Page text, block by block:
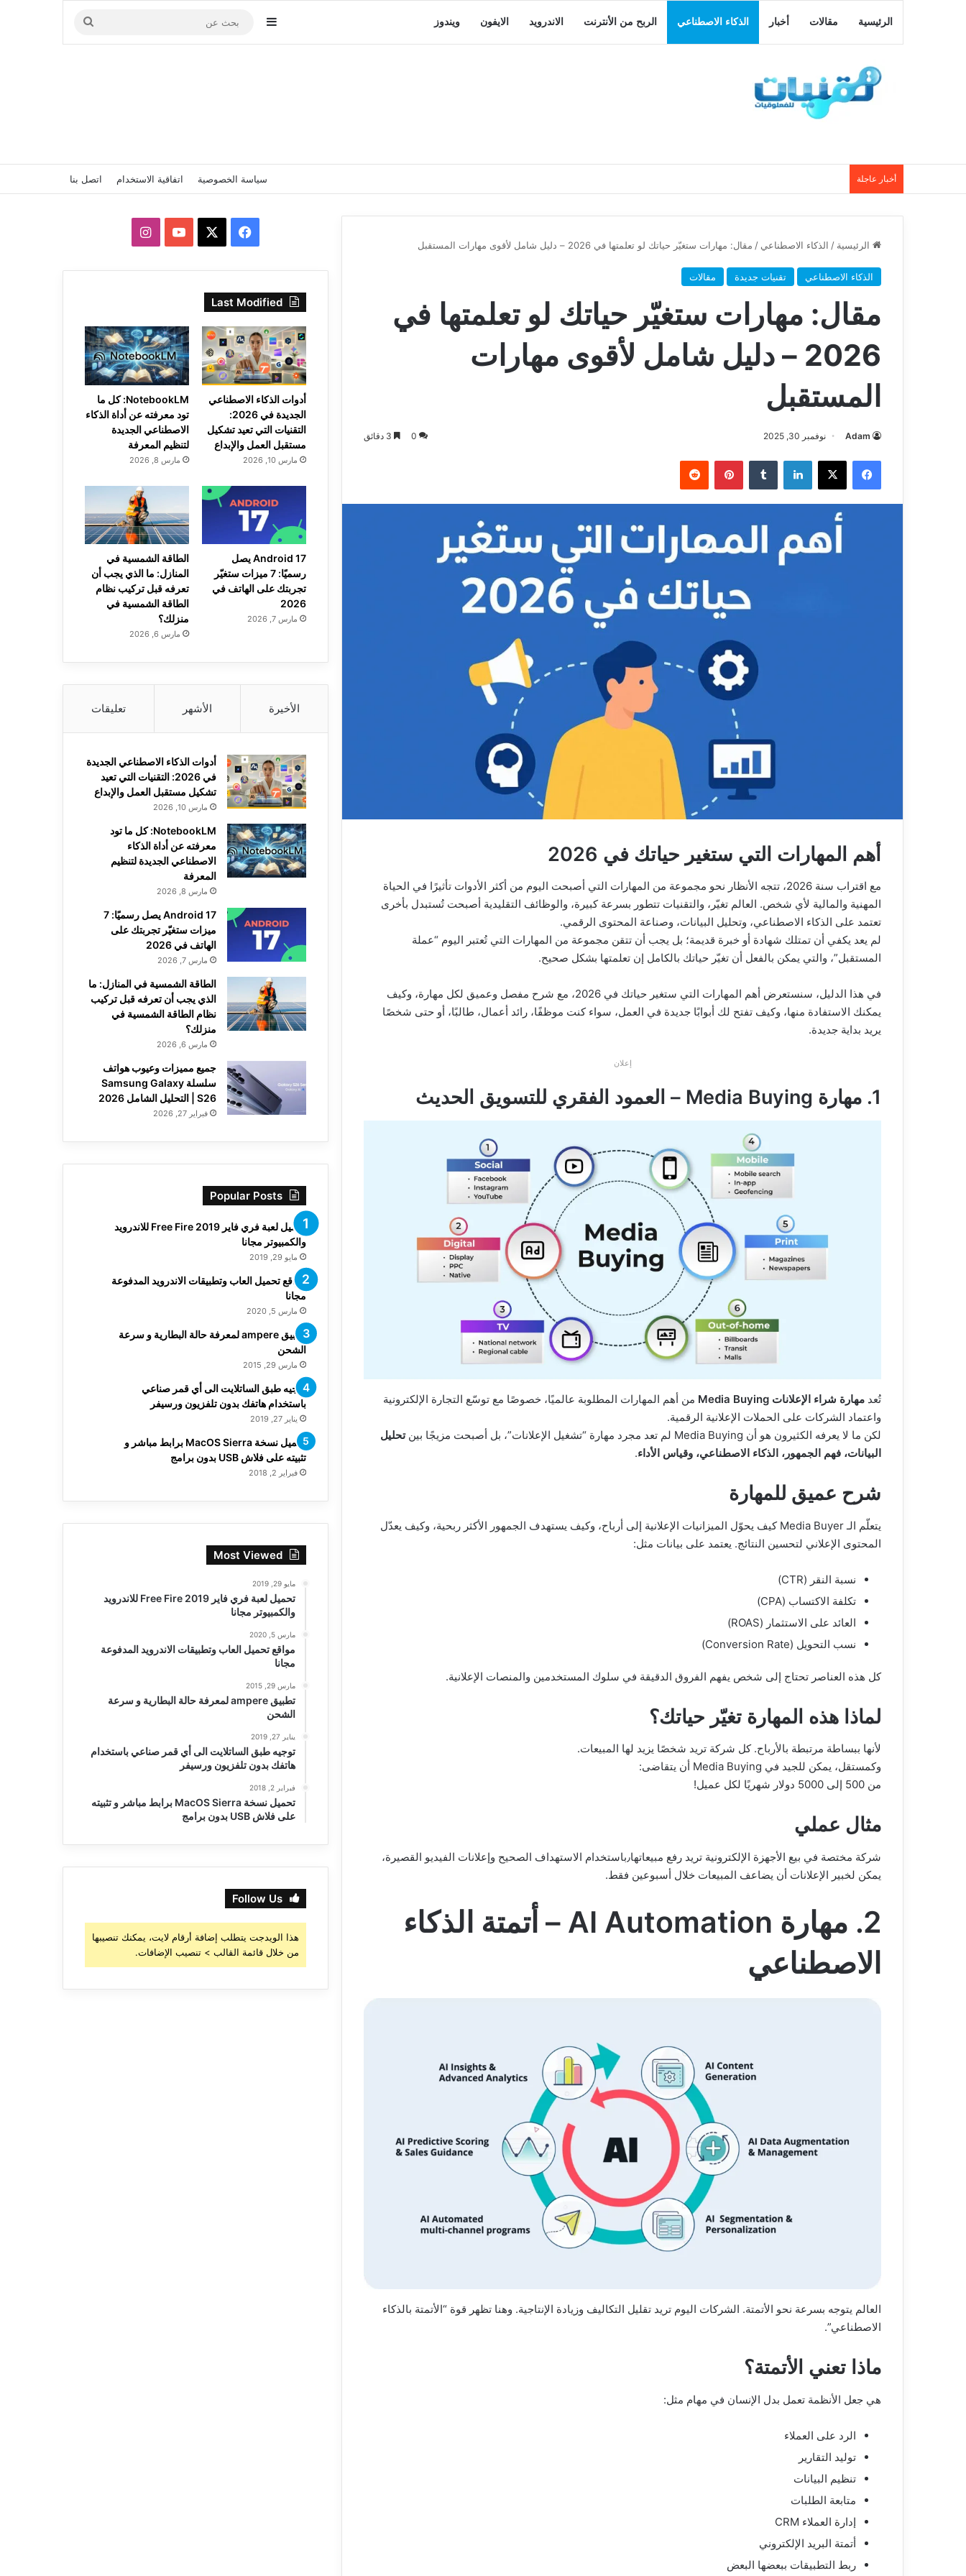
الرئيسية مقالات أخبار الذكاء الاصطناعي الربح من الأنترنت الاندرويد الايفون ويندوز إضافة عمود جانبي
بحث
عن
أخبار عاجلة سياسة الخصوصية اتفاقية الاستخدام اتصل بنا
الرئيسية / الذكاء الاصطناعي / مقال: مهارات ستغيّر حياتك لو تعلمتها في 2026 – دليل شامل لأقوى مهارات المستقبل
الذكاء الاصطناعي تقنيات جديدة مقالات
مقال: مهارات ستغيّر حياتك لو تعلمتها في
2026 – دليل شامل لأقوى مهارات
المستقبل
Adam نوفمبر 30, 2025 0
فيسبوك ‫X لينكدإن بينتيريست
أهم المهارات التي ستغير حياتك في 2026
مع اقتراب سنة 2026، تتجه الأنظار نحو مجموعة من المهارات التي أصبحت اليوم من أكثر الأدوات تأثيرًا في الحياة
المهنية والمالية لأي شخص. العالم تغيّر، والتقنيات تتطور بسرعة كبيرة، والوظائف التقليدية أصبحت تُستبدل بأخرى
تعتمد على الذكاء الاصطناعي، وتحليل البيانات، وصناعة المحتوى الرقمي.
لم يعد يكفي أن تمتلك شهادة أو خبرة قديمة؛ بل يجب أن تتقن مجموعة من المهارات التي تُعتبر اليوم “عملة
المستقبل”، والتي يمكن بالفعل أن تغيّر حياتك بالكامل إن تعلمتها بشكل صحيح.
في هذا الدليل، سنستعرض أهم المهارات التي ستغير حياتك في 2026، مع شرح مفصل وعميق لكل مهارة، وكيف
يمكنك الاستفادة منها، وكيف تفتح لك أبوابًا جديدة في العمل، سواء كنت موظفًا، رائد أعمال، طالبًا، أو حتى شخصًا
يريد بداية جديدة.
إعلان
1. مهارة Media Buying – العمود الفقري للتسويق الحديث
تُعد مهارة شراء الإعلانات Media Buying
من أهم المهارات المطلوبة عالميًا، خصوصًا مع توسّع التجارة الإلكترونية
واعتماد الشركات على الحملات الإعلانية الرقمية.
لكن ما لا يعرفه الكثيرون هو أن Media Buying لم تعد مجرد مهارة “تشغيل الإعلانات”، بل أصبحت مزيجًا بين
تحليل
البيانات، فهم الجمهور، الذكاء الاصطناعي، وقياس الأداء.
شرح عميق للمهارة
يتعلّم الـ Media Buyer كيف يحوّل الميزانيات الإعلانية إلى أرباح، وكيف يستهدف الجمهور الأكثر ربحية، وكيف يعدّل
المحتوى الإعلاني لتحسين النتائج. يعتمد على بيانات مثل:
نسبة النقر (CTR)
تكلفة الاكتساب (CPA)
العائد على الاستثمار (ROAS)
نسب التحويل (Conversion Rate)
كل هذه العناصر تحتاج إلى شخص يفهم الفروق الدقيقة في سلوك المستخدمين والمنصات الإعلانية.
لماذا هذه المهارة تغيّر حياتك؟
لأنها ببساطة مرتبطة بالأرباح. كل شركة تريد شخصًا يزيد لها المبيعات.
وكمستقل، يمكن للجيد في Media Buying أن يتقاضى:
من 500 إلى 5000 دولار شهريًا لكل عميل!
مثال عملي
شركة مختصة في بيع الأجهزة الإلكترونية تريد رفع مبيعاتها٫باستخدام الاستهداف الصحيح وإعلانات الفيديو القصيرة،
يمكن لخبير الإعلانات أن يضاعف المبيعات خلال أسبوعين فقط.
2. مهارة AI Automation – أتمتة الذكاء
الاصطناعي
العالم يتوجه بسرعة نحو الأتمتة. الشركات اليوم تريد تقليل التكاليف وزيادة الإنتاجية. وهنا تظهر قوة “الأتمتة بالذكاء
الاصطناعي”.
ماذا تعني الأتمتة؟
هي جعل الأنظمة تعمل بدل الإنسان في مهام مثل:
الرد على العملاء
توليد التقارير
تنظيم البيانات
متابعة الطلبات
إدارة العملاء CRM
أتمتة البريد الإلكتروني
ربط التطبيقات ببعضها البعض
فيسبوك ‫YouTubeانستقرام
Last Modified
أدوات الذكاء الاصطناعي
الجديدة في 2026:
التقنيات التي تعيد تشكيل
مستقبل العمل والإبداع
مارس 10, 2026
NotebookLM: كل ما
تود معرفته عن أداة الذكاء
الاصطناعي الجديدة
لتنظيم المعرفة
مارس 8, 2026
Android 17 يصل
رسميًا: 7 ميزات ستغيّر
تجربتك على الهاتف في
2026
مارس 7, 2026
الطاقة الشمسية في
المنازل: ما الذي يجب أن
تعرفه قبل تركيب نظام
الطاقة الشمسية في
منزلك؟
مارس 6, 2026
الأخيرة الأشهر تعليقات
أدوات الذكاء الاصطناعي الجديدة
في 2026: التقنيات التي تعيد
تشكيل مستقبل العمل والإبداع
مارس 10, 2026
NotebookLM: كل ما تود
معرفته عن أداة الذكاء
الاصطناعي الجديدة لتنظيم
المعرفة
مارس 8, 2026
Android 17 يصل رسميًا: 7
ميزات ستغيّر تجربتك على
الهاتف في 2026
مارس 7, 2026
الطاقة الشمسية في المنازل: ما
الذي يجب أن تعرفه قبل تركيب
نظام الطاقة الشمسية في
منزلك؟
مارس 6, 2026
جميع مميزات وعيوب هواتف
سلسلة Samsung Galaxy
S26 | التحليل الشامل 2026
فبراير 27, 2026
Popular Posts
تحميل لعبة فري فاير Free Fire 2019 للاندرويد
والكمبيوتر مجانا
مايو 29, 2019
مواقع تحميل العاب وتطبيقات الاندرويد المدفوعة
مجانا
مارس 5, 2020
تطبيق ampere لمعرفة حالة البطارية و سرعة
الشحن
مارس 29, 2015
توجيه طبق الساتلايت الى أي قمر صناعي
باستخدام هاتفك بدون تلفزيون ورسيفر
يناير 27, 2019
تحميل نسخة MacOS Sierra برابط مباشر و
تثبيته على فلاش USB بدون برامج
فبراير 2, 2018
Most Viewed
مايو 29, 2019
تحميل لعبة فري فاير Free Fire 2019 للاندرويد
والكمبيوتر مجانا
مارس 5, 2020
مواقع تحميل العاب وتطبيقات الاندرويد المدفوعة
مجانا
مارس 29, 2015
تطبيق ampere لمعرفة حالة البطارية و سرعة
الشحن
يناير 27, 2019
توجيه طبق الساتلايت الى أي قمر صناعي باستخدام
هاتفك بدون تلفزيون ورسيفر
فبراير 2, 2018
تحميل نسخة MacOS Sierra برابط مباشر و تثبيته
على فلاش USB بدون برامج
Follow Us
هذا الويدجت يتطلب إضافة أرقام لايت، يمكنك تنصيبها
من خلال قائمة القالب > تنصيب الإضافات.